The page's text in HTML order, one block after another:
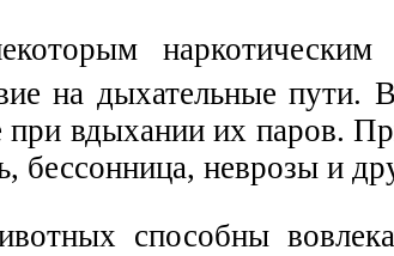
на дыхательные пути.
вдыхании их паров.
бессонница, неврозы и
способны